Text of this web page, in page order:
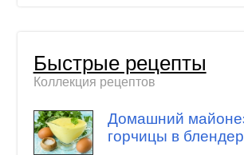
Быстрые рецепты
Коллекция рецептов
Домашний
горчицы в